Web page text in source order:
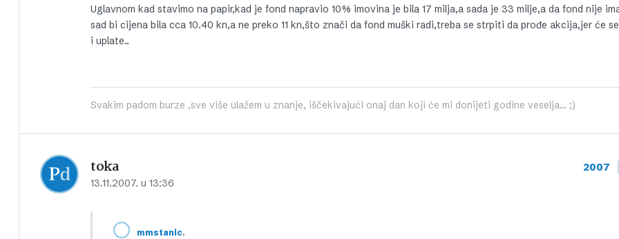
Uglavnom kad stavimo na papir,kad je fond napravio 10% imovina je bila 17 milja,a sada je 33 milje,a da fond nije
sad bi cijena bila cca 10.40 kn,a ne preko 11 kn,što znači da fond muški radi,treba se strpiti da prođe akcija,jer će
i uplate..
Svakim padom burze ,sve više ulažem u znanje, iščekivajući onaj dan koji će mi donijeti godine veselja... ;)
toka
13.11.2007. u 13:36
2007
mmstanic,